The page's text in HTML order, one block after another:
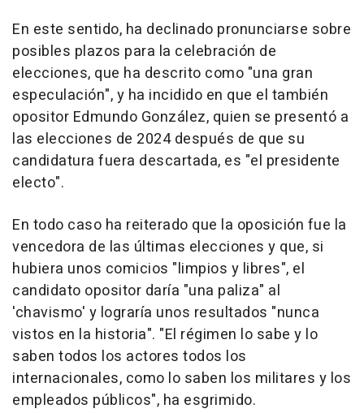
En este sentido, ha declinado pronunciarse sobre
posibles plazos para la celebración de
elecciones, que ha descrito como "una gran
especulación", y ha incidido en que el también
opositor Edmundo González, quien se presentó a
las elecciones de 2024 después de que su
candidatura fuera descartada, es "el presidente
electo".
En todo caso ha reiterado que la oposición fue la
vencedora de las últimas elecciones y que, si
hubiera unos comicios "limpios y libres", el
candidato opositor daría "una paliza" al
'chavismo' y lograría unos resultados "nunca
vistos en la historia". "El régimen lo sabe y lo
saben todos los actores todos los
internacionales, como lo saben los militares y los
empleados públicos", ha esgrimido.